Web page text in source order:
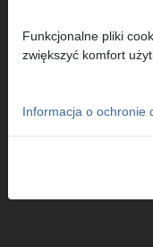
REMS Messtechnik
Formularz z danymi do
Ochrona danych
Funkcjonalne pliki
zwiększyć komfort
Informacja o ochronie